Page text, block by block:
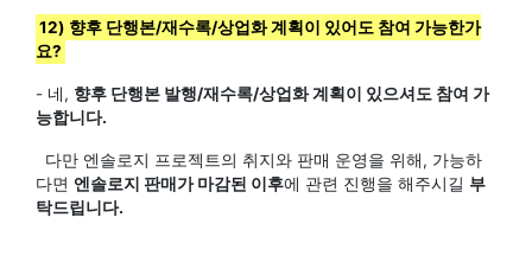
12) 향후 단행본/재수록/상업화 계획이 있어도 참여 가능한가
요?
- 네, 향후 단행본 발행/재수록/상업화 계획이 있으셔도 참여 가
능합니다.
다만 엔솔로지 프로젝트의 취지와 판매 운영을 위해, 가능하
다면 엔솔로지 판매가 마감된 이후에 관련 진행을 해주시길 부
탁드립니다.